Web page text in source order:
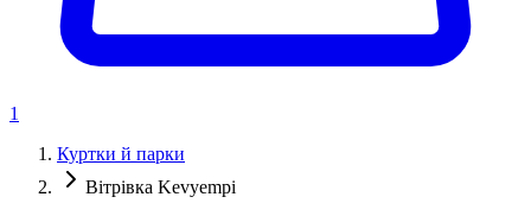
1
Куртки й парки
Вітрівка Kevyempi